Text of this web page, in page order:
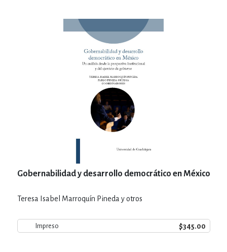
Gobernabilidad y desarrollo democrático en México
Teresa Isabel Marroquín Pineda y otros
Impreso $345.00